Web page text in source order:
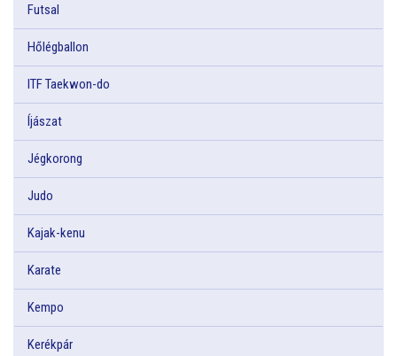
Futsal
Hőlégballon
ITF Taekwon-do
Íjászat
Jégkorong
Judo
Kajak-kenu
Karate
Kempo
Kerékpár